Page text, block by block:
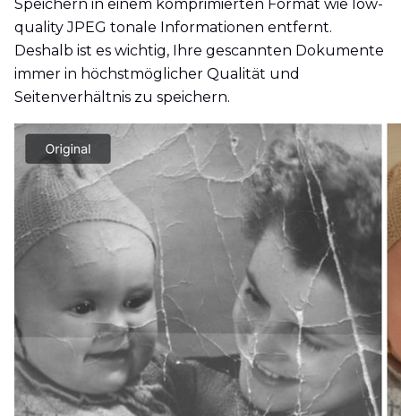
Speichern in einem komprimierten Format wie low-
quality JPEG tonale Informationen entfernt.
Deshalb ist es wichtig, Ihre gescannten Dokumente
immer in höchstmöglicher Qualität und
Seitenverhältnis zu speichern.